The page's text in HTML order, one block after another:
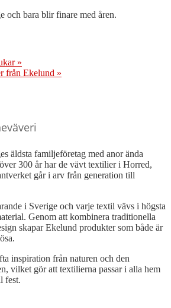
och bara blir finare med åren.
»
från Ekelund »
äldsta familjeföretag med anor ända
300 år har de vävt textilier i Horred,
går i arv från generation till
i Sverige och varje textil vävs i högsta
Genom att kombinera traditionella
skapar Ekelund produkter som både är
inspiration från naturen och den
vilket gör att textilierna passar i alla hem
fest.